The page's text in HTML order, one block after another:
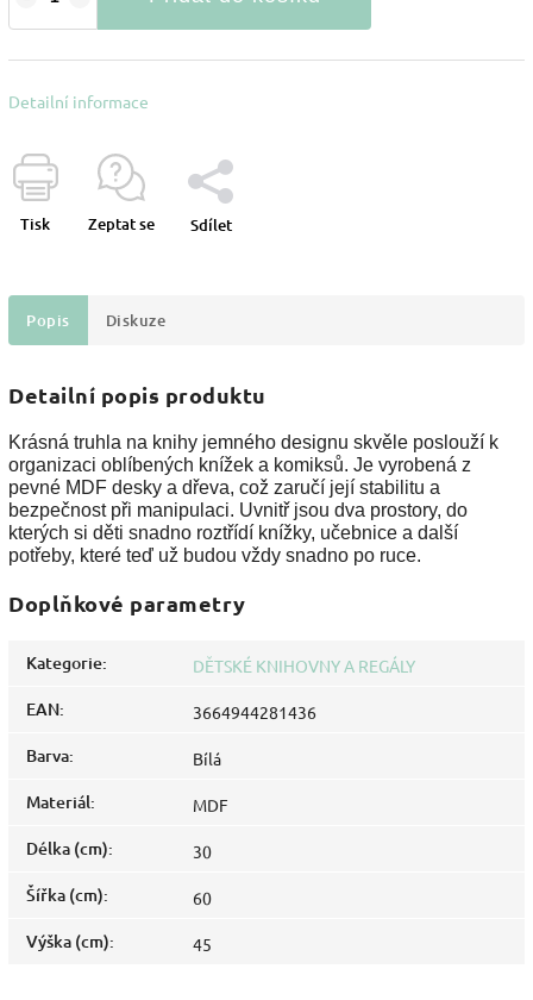
Detailní informace
Tisk Zeptat se Sdílet
Popis Diskuze
Detailní popis produktu
Krásná truhla na knihy jemného designu skvěle poslouží k
organizaci oblíbených knížek a komiksů. Je vyrobená z
pevné MDF desky a dřeva, což zaručí její stabilitu a
bezpečnost při manipulaci. Uvnitř jsou dva prostory, do
kterých si děti snadno roztřídí knížky, učebnice a další
potřeby, které teď už budou vždy snadno po ruce.
Doplňkové parametry
Kategorie: DĚTSKÉ KNIHOVNY A REGÁLY
EAN: 3664944281436
Barva: Bílá
Materiál: MDF
Délka (cm): 30
Šířka (cm): 60
Výška (cm): 45